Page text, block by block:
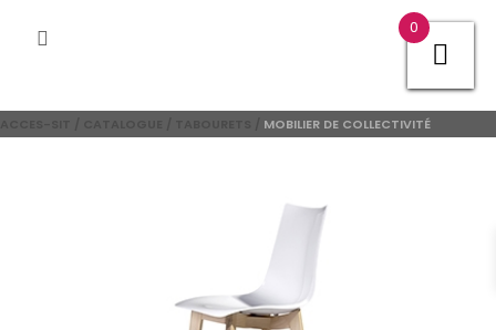
MOBILIER DE COLLECTIVITÉ
0